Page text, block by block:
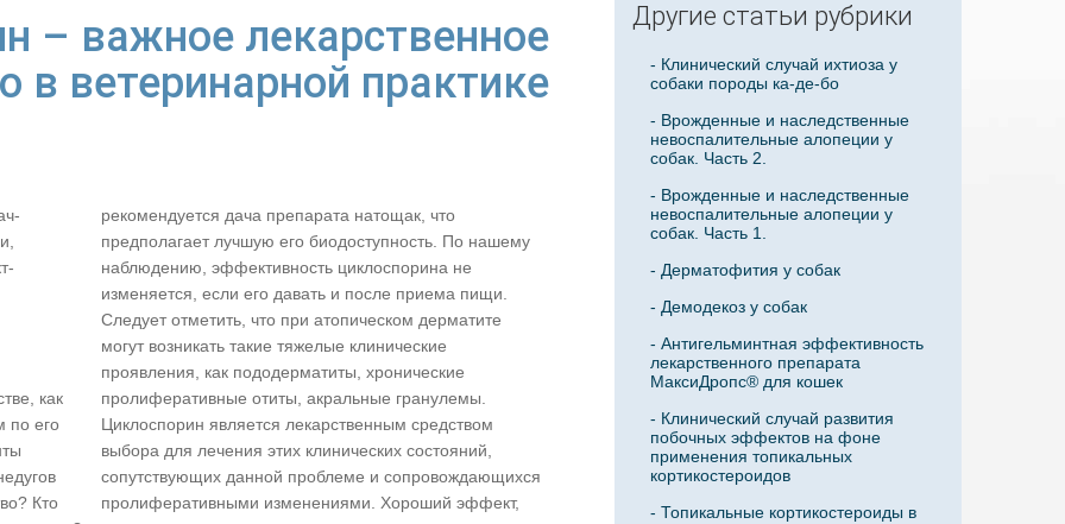
– важное лекарственное
в ветеринарной практике
как
по его
Кто
рекомендуется дача препарата натощак, что
предполагает лучшую его биодоступность. По нашему
наблюдению, эффективность циклоспорина не
изменяется, если его давать и после приема пищи.
Следует отметить, что при атопическом дерматите
могут возникать такие тяжелые клинические
проявления, как пододерматиты, хронические
пролиферативные отиты, акральные гранулемы.
Циклоспорин является лекарственным средством
выбора для лечения этих клинических состояний,
сопутствующих данной проблеме и сопровождающихся
пролиферативными изменениями. Хороший эффект,
Другие статьи рубрики
- Клинический случай ихтиоза у
собаки породы ка-де-бо
- Врожденные и наследственные
невоспалительные алопеции у
собак. Часть 2.
- Врожденные и наследственные
невоспалительные алопеции у
собак. Часть 1.
- Дерматофития у собак
- Демодекоз у собак
- Антигельминтная эффективность
лекарственного препарата
МаксиДропс® для кошек
- Клинический случай развития
побочных эффектов на фоне
применения топикальных
кортикостероидов
- Топикальные кортикостероиды в